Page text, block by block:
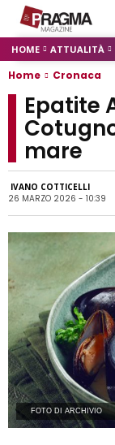
HOME ATTUALITÀ
Home Cronaca
Epatite
mare
IVANO COTTICELLI
26 MARZO 2026 - 10:39
FOTO DI ARCHIVIO